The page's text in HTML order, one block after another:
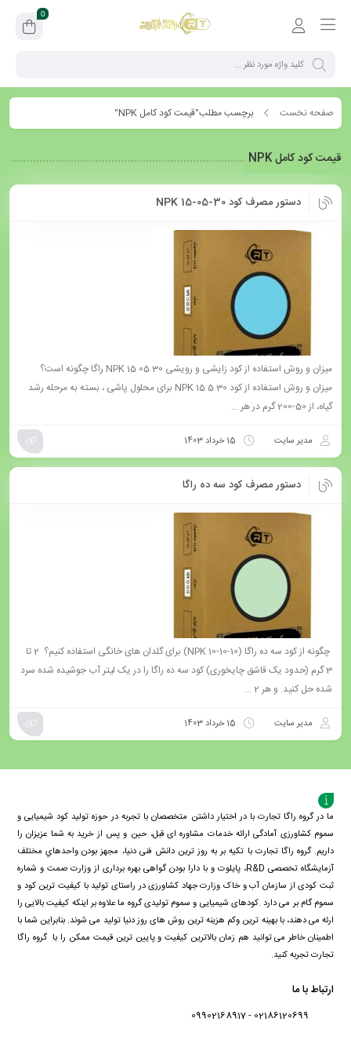
0
صفحه نخست برچسب مطلب"قیمت کود کامل NPK"
قیمت کود کامل NPK
دستور مصرف کود NPK 15-05-30
میزان و روش استفاده از کود زایشی و رویشی NPK 15 05 30 راگا چگونه است؟
میزان و روش استفاده از کود 30 5 15 NPK برای محلول پاشی ، بسته به مرحله رشد
گیاه، از 50-200 گرم در هر ...
مدیر سایت 15 خرداد 1403
دستور مصرف کود سه ده راگا
چگونه از کود سه ده راگا (10-10-10 NPK) برای گلدان های خانگی استفاده کنیم؟ 2 تا
3 گرم (حدود یک قاشق چایخوری) کود سه ده راگا را در یک لیتر آب جوشیده شده سرد
شده حل کنید. و هر 2 ...
مدیر سایت 15 خرداد 1403
ما در گروه راگا تجارت با در اختیار داشتن متخصصان با تجربه در حوزه تولید کود شیمیایی و
سموم کشاورزی آمادگی ارائه خدمات مشاوره ای قبل، حین و پس از خرید به شما عزیزان را
داریم. گروه راگا تجارت با تكيه بر به روز ترین دانش فنی دنيا، مجهز بودن واحدهاي مختلف
آزمايشگاه تخصصی R&D، پايلوت و با دارا بودن گواهی بهره برداری از وزارت صمت و شماره
ثبت کودی از سازمان آب و خاک وزارت جهاد کشاورزی در راستای تولید با کیفیت ترین کود و
سموم گام بر می دارد .کودهای شیمیایی و سموم تولیدی گروه ما علاوه بر اینکه کیفیت بالایی را
ارئه می دهند، با بهینه ترین وکم هزینه ترین روش های روز دنیا تولید می شوند. بنابراین شما با
اطمینان خاطر می توانید هم زمان بالاترین کیفیت و پایین ترین قیمت ممکن را با گروه راگا
تجارت تجربه کنید.
ارتباط با ما
02186120699 - 09902168917